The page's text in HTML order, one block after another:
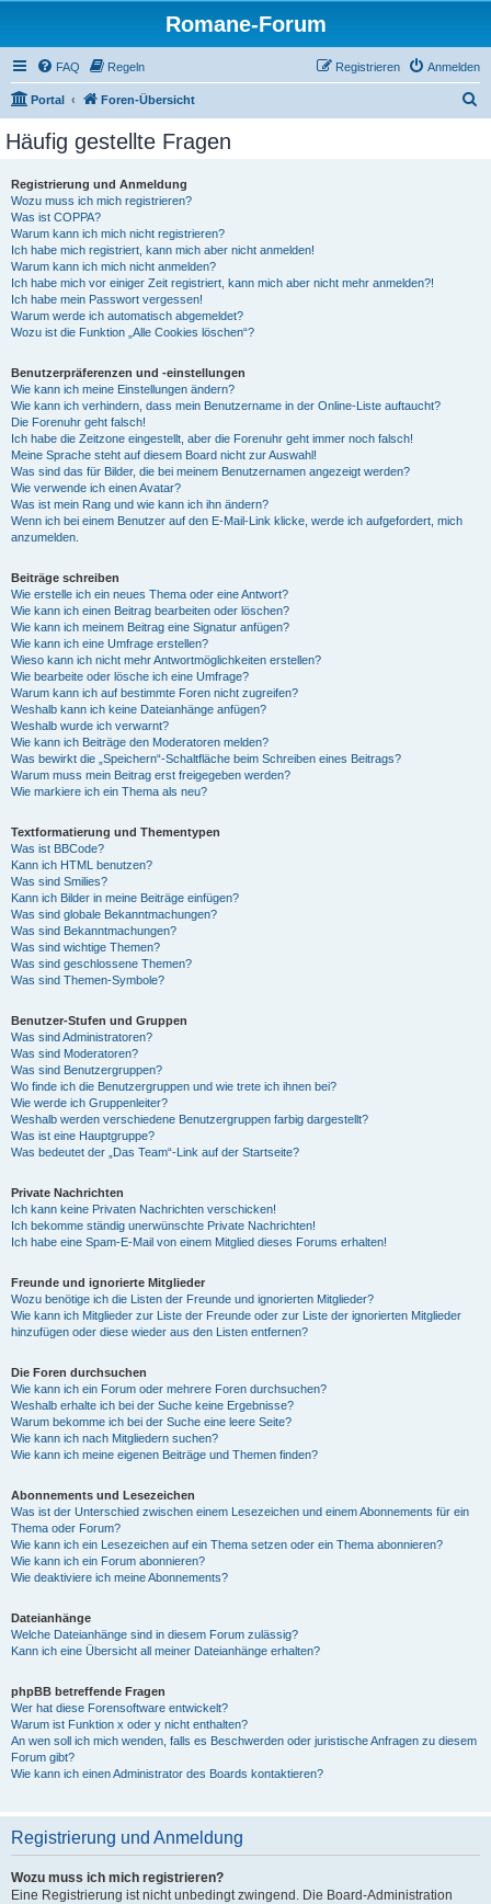
Romane-Forum
FAQ Regeln Anmelden
Registrieren
Portal Foren-Übersicht
Häufig gestellte Fragen
Registrierung und Anmeldung
Wozu muss ich mich registrieren?
Was ist COPPA?
Warum kann ich mich nicht registrieren?
Ich habe mich registriert, kann mich aber nicht anmelden!
Warum kann ich mich nicht anmelden?
Ich habe mich vor einiger Zeit registriert, kann mich aber nicht mehr anmelden?!
Ich habe mein Passwort vergessen!
Warum werde ich automatisch abgemeldet?
Wozu ist die Funktion „Alle Cookies löschen“?
Benutzerpräferenzen und -einstellungen
Wie kann ich meine Einstellungen ändern?
Wie kann ich verhindern, dass mein Benutzername in der Online-Liste auftaucht?
Die Forenuhr geht falsch!
Ich habe die Zeitzone eingestellt, aber die Forenuhr geht immer noch falsch!
Meine Sprache steht auf diesem Board nicht zur Auswahl!
Was sind das für Bilder, die bei meinem Benutzernamen angezeigt werden?
Wie verwende ich einen Avatar?
Was ist mein Rang und wie kann ich ihn ändern?
Wenn ich bei einem Benutzer auf den E-Mail-Link klicke, werde ich aufgefordert, mich
anzumelden.
Beiträge schreiben
Wie erstelle ich ein neues Thema oder eine Antwort?
Wie kann ich einen Beitrag bearbeiten oder löschen?
Wie kann ich meinem Beitrag eine Signatur anfügen?
Wie kann ich eine Umfrage erstellen?
Wieso kann ich nicht mehr Antwortmöglichkeiten erstellen?
Wie bearbeite oder lösche ich eine Umfrage?
Warum kann ich auf bestimmte Foren nicht zugreifen?
Weshalb kann ich keine Dateianhänge anfügen?
Weshalb wurde ich verwarnt?
Wie kann ich Beiträge den Moderatoren melden?
Was bewirkt die „Speichern“-Schaltfläche beim Schreiben eines Beitrags?
Warum muss mein Beitrag erst freigegeben werden?
Wie markiere ich ein Thema als neu?
Textformatierung und Thementypen
Was ist BBCode?
Kann ich HTML benutzen?
Was sind Smilies?
Kann ich Bilder in meine Beiträge einfügen?
Was sind globale Bekanntmachungen?
Was sind Bekanntmachungen?
Was sind wichtige Themen?
Was sind geschlossene Themen?
Was sind Themen-Symbole?
Benutzer-Stufen und Gruppen
Was sind Administratoren?
Was sind Moderatoren?
Was sind Benutzergruppen?
Wo finde ich die Benutzergruppen und wie trete ich ihnen bei?
Wie werde ich Gruppenleiter?
Weshalb werden verschiedene Benutzergruppen farbig dargestellt?
Was ist eine Hauptgruppe?
Was bedeutet der „Das Team“-Link auf der Startseite?
Private Nachrichten
Ich kann keine Privaten Nachrichten verschicken!
Ich bekomme ständig unerwünschte Private Nachrichten!
Ich habe eine Spam-E-Mail von einem Mitglied dieses Forums erhalten!
Freunde und ignorierte Mitglieder
Wozu benötige ich die Listen der Freunde und ignorierten Mitglieder?
Wie kann ich Mitglieder zur Liste der Freunde oder zur Liste der ignorierten Mitglieder
hinzufügen oder diese wieder aus den Listen entfernen?
Die Foren durchsuchen
Wie kann ich ein Forum oder mehrere Foren durchsuchen?
Weshalb erhalte ich bei der Suche keine Ergebnisse?
Warum bekomme ich bei der Suche eine leere Seite?
Wie kann ich nach Mitgliedern suchen?
Wie kann ich meine eigenen Beiträge und Themen finden?
Abonnements und Lesezeichen
Was ist der Unterschied zwischen einem Lesezeichen und einem Abonnements für ein
Thema oder Forum?
Wie kann ich ein Lesezeichen auf ein Thema setzen oder ein Thema abonnieren?
Wie kann ich ein Forum abonnieren?
Wie deaktiviere ich meine Abonnements?
Dateianhänge
Welche Dateianhänge sind in diesem Forum zulässig?
Kann ich eine Übersicht all meiner Dateianhänge erhalten?
phpBB betreffende Fragen
Wer hat diese Forensoftware entwickelt?
Warum ist Funktion x oder y nicht enthalten?
An wen soll ich mich wenden, falls es Beschwerden oder juristische Anfragen zu diesem
Forum gibt?
Wie kann ich einen Administrator des Boards kontaktieren?
Registrierung und Anmeldung
Wozu muss ich mich registrieren?
Eine Registrierung ist nicht unbedingt zwingend. Die Board-Administration